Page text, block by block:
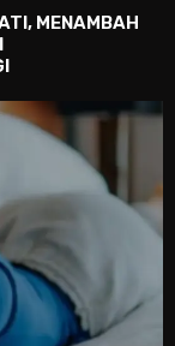
MENAMBAH